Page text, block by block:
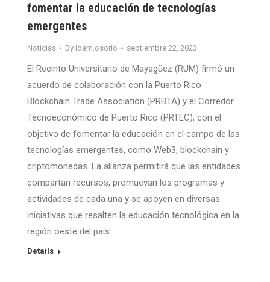
fomentar la educación de tecnologías
emergentes
Noticias By idem.osorio septiembre 22, 2023
El Recinto Universitario de Mayagüez (RUM) firmó un
acuerdo de colaboración con la Puerto Rico
Blockchain Trade Association (PRBTA) y el Corredor
Tecnoeconómico de Puerto Rico (PRTEC), con el
objetivo de fomentar la educación en el campo de las
tecnologías emergentes, como Web3, blockchain y
criptomonedas. La alianza permitirá que las entidades
compartan recursos, promuevan los programas y
actividades de cada una y se apoyen en diversas
iniciativas que resalten la educación tecnológica en la
región oeste del país.
Details